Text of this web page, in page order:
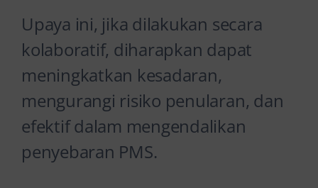
Upaya ini, jika dilakukan secara
kolaboratif, diharapkan dapat
meningkatkan kesadaran,
mengurangi risiko penularan, dan
efektif dalam mengendalikan
penyebaran PMS.